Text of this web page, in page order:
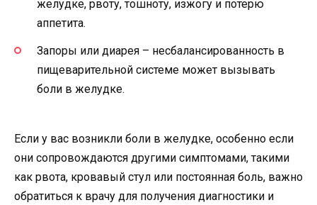
желудке, рвоту, тошноту, изжогу и потерю
аппетита.
Запоры или диарея – несбалансированность в
пищеварительной системе может вызывать
боли в желудке.
Если у вас возникли боли в желудке, особенно если
они сопровождаются другими симптомами, такими
как рвота, кровавый стул или постоянная боль, важно
обратиться к врачу для получения диагностики и